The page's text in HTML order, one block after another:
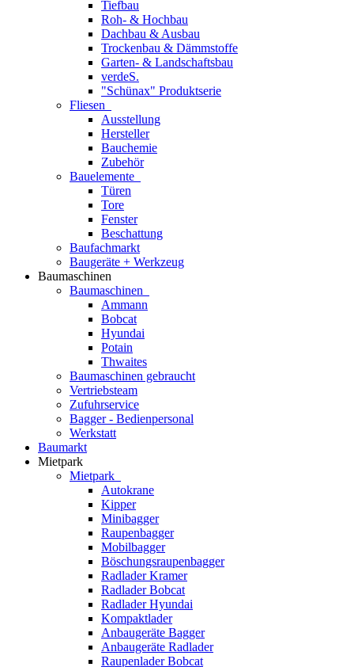
Tiefbau
Roh- & Hochbau
Dachbau & Ausbau
Trockenbau & Dämmstoffe
Garten- & Landschaftsbau
verdeS.
"Schünax" Produktserie
Fliesen
Ausstellung
Hersteller
Bauchemie
Zubehör
Bauelemente
Türen
Tore
Fenster
Beschattung
Baufachmarkt
Baugeräte + Werkzeug
Baumaschinen
Baumaschinen
Ammann
Bobcat
Hyundai
Potain
Thwaites
Baumaschinen gebraucht
Vertriebsteam
Zufuhrservice
Bagger - Bedienpersonal
Werkstatt
Baumarkt
Mietpark
Mietpark
Autokrane
Kipper
Minibagger
Raupenbagger
Mobilbagger
Böschungsraupenbagger
Radlader Kramer
Radlader Bobcat
Radlader Hyundai
Kompaktlader
Anbaugeräte Bagger
Anbaugeräte Radlader
Raupenlader Bobcat